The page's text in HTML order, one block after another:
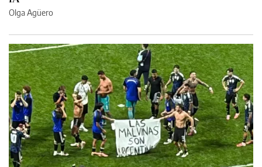
Olga Agüero